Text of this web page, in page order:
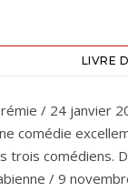
LIVRE
/ 24 janvier
comédie
trois comédiens.
/ 9